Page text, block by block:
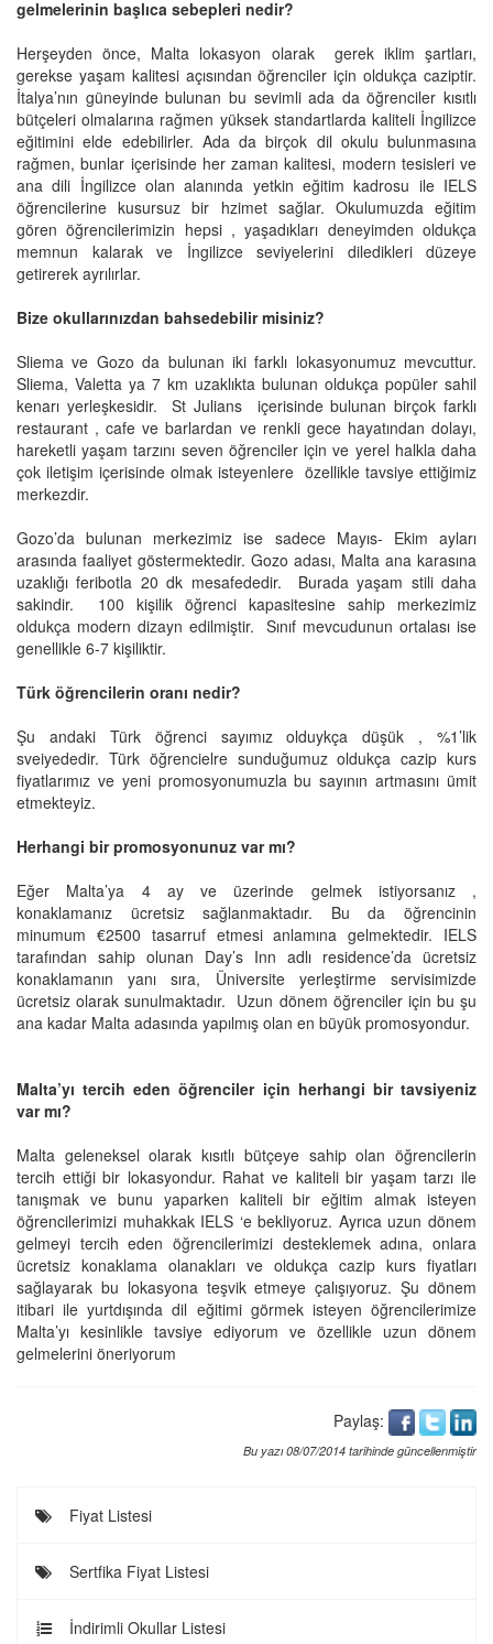
gelmelerinin başlıca sebepleri nedir?
Herşeyden önce, Malta lokasyon olarak
gerek iklim şartları,
gerekse yaşam kalitesi açısından öğrenciler için oldukça caziptir.
İtalya’nın güneyinde bulunan bu sevimli ada da öğrenciler kısıtlı
bütçeleri olmalarına rağmen yüksek standartlarda kaliteli İngilizce
eğitimini elde edebilirler. Ada da birçok dil okulu bulunmasına
rağmen, bunlar içerisinde her zaman kalitesi, modern tesisleri ve
ana dili İngilizce olan alanında yetkin eğitim kadrosu ile IELS
öğrencilerine kusursuz bir hzimet sağlar. Okulumuzda eğitim
gören öğrencilerimizin hepsi , yaşadıkları deneyimden oldukça
memnun kalarak ve İngilizce seviyelerini diledikleri düzeye
getirerek ayrılırlar.
Bize okullarınızdan bahsedebilir misiniz?
Sliema ve Gozo da bulunan iki farklı lokasyonumuz mevcuttur.
Sliema, Valetta ya 7 km uzaklıkta bulunan oldukça popüler sahil
kenarı yerleşkesidir.
St Julians
içerisinde bulunan birçok farklı
restaurant , cafe ve barlardan ve renkli gece hayatından dolayı,
hareketli yaşam tarzını seven öğrenciler için ve yerel halkla daha
çok iletişim içerisinde olmak isteyenlere özellikle tavsiye ettiğimiz
merkezdir.
Gozo’da bulunan merkezimiz ise sadece Mayıs- Ekim ayları
arasında faaliyet göstermektedir. Gozo adası, Malta ana karasına
uzaklığı feribotla 20 dk mesafededir.
Burada yaşam stili daha
sakindir.
100 kişilik öğrenci kapasitesine sahip merkezimiz
oldukça modern dizayn edilmiştir.
Sınıf mevcudunun ortalası ise
genellikle 6-7 kişiliktir.
Türk öğrencilerin oranı nedir?
Şu andaki Türk öğrenci sayımız olduykça düşük , %1’lik
sveiyededir. Türk öğrencielre sunduğumuz oldukça cazip kurs
fiyatlarımız ve yeni promosyonumuzla bu sayının artmasını ümit
etmekteyiz.
Herhangi bir promosyonunuz var mı?
Eğer Malta’ya 4 ay ve üzerinde gelmek istiyorsanız ,
konaklamanız ücretsiz sağlanmaktadır. Bu da öğrencinin
minumum €2500 tasarruf etmesi anlamına gelmektedir. IELS
tarafından sahip olunan Day’s Inn adlı residence’da ücretsiz
konaklamanın yanı sıra, Üniversite yerleştirme servisimizde
ücretsiz olarak sunulmaktadır. Uzun dönem öğrenciler için bu şu
ana kadar Malta adasında yapılmış olan en büyük promosyondur.
Malta’yı tercih eden öğrenciler için herhangi bir tavsiyeniz
var mı?
Malta geleneksel olarak kısıtlı bütçeye sahip olan öğrencilerin
tercih ettiği bir lokasyondur. Rahat ve kaliteli bir yaşam tarzı ile
tanışmak ve bunu yaparken kaliteli bir eğitim almak isteyen
öğrencilerimizi muhakkak IELS ‘e bekliyoruz. Ayrıca uzun dönem
gelmeyi tercih eden öğrencilerimizi desteklemek adına, onlara
ücretsiz konaklama olanakları ve oldukça cazip kurs fiyatları
sağlayarak bu lokasyona teşvik etmeye çalışıyoruz. Şu dönem
itibari ile yurtdışında dil eğitimi görmek isteyen öğrencilerimize
Malta’yı kesinlikle tavsiye ediyorum ve özellikle uzun dönem
gelmelerini öneriyorum
Paylaş:
Bu yazı 08/07/2014 tarihinde güncellenmiştir
Fiyat Listesi
Sertfika Fiyat Listesi
İndirimli Okullar Listesi